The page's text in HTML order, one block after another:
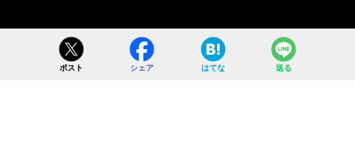
ポスト シェア はてな 送る